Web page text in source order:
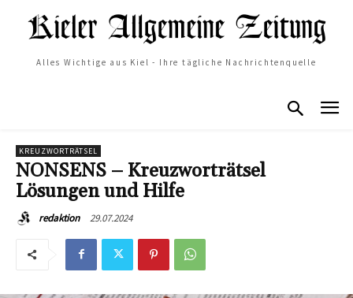
Alles Wichtige aus Kiel - Ihre tägliche Nachrichtenquelle
KREUZWORTRÄTSEL
NONSENS – Kreuzworträtsel
Lösungen und Hilfe
redaktion 29.07.2024